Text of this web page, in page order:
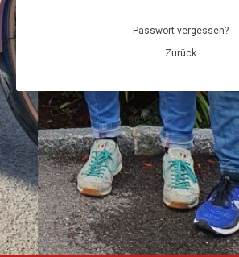
Passwort vergessen?
Zurück